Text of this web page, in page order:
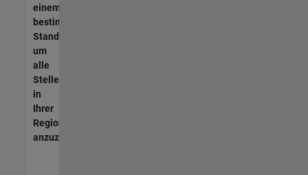
einem
bestimmten
Standort,
um
alle
Stellenangebote
in
Ihrer
Region
anzuzeigen.